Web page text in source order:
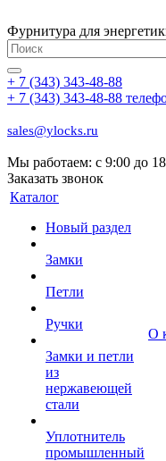
Фурнитура для
+ 7 (343) 343-48-88
+ 7 (343) 343-48-88
sales@ylocks.ru
Мы работаем: с 9:00 до
Заказать звонок
Каталог
Новый раздел
Замки
Петли
Ручки
Замки и петли
из
нержавеющей
стали
Уплотнитель
промышленный
О